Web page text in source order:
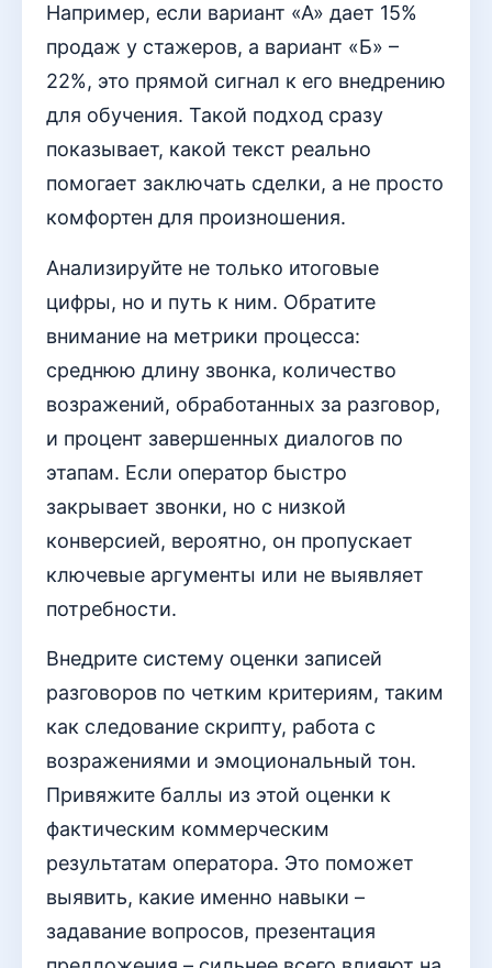
Например, если вариант «А» дает 15%
продаж у стажеров, а вариант «Б» –
22%, это прямой сигнал к его внедрению
для обучения. Такой подход сразу
показывает, какой текст реально
помогает заключать сделки, а не просто
комфортен для произношения.
Анализируйте не только итоговые
цифры, но и путь к ним. Обратите
внимание на метрики процесса:
среднюю длину звонка, количество
возражений, обработанных за разговор,
и процент завершенных диалогов по
этапам. Если оператор быстро
закрывает звонки, но с низкой
конверсией, вероятно, он пропускает
ключевые аргументы или не выявляет
потребности.
Внедрите систему оценки записей
разговоров по четким критериям, таким
как следование скрипту, работа с
возражениями и эмоциональный тон.
Привяжите баллы из этой оценки к
фактическим коммерческим
результатам оператора. Это поможет
выявить, какие именно навыки –
задавание вопросов, презентация